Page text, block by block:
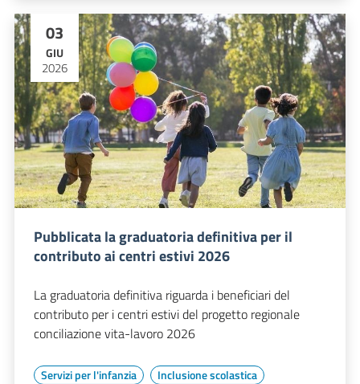
03
GIU
2026
Pubblicata la graduatoria definitiva per il
contributo ai centri estivi 2026
La graduatoria definitiva riguarda i beneficiari del
contributo per i centri estivi del progetto regionale
conciliazione vita-lavoro 2026
Servizi per l'infanzia Inclusione scolastica